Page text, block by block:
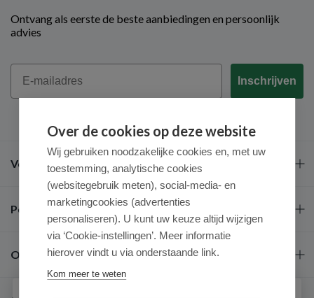
Ontvang als eerste de beste aanbiedingen en persoonlijk
advies
Email
Inschrijven
Veel gestelde vragen
Populaire merken
Over ons
Over de cookies op deze website
Wij gebruiken noodzakelijke cookies en, met uw
toestemming, analytische cookies
(websitegebruik meten), social-media- en
marketingcookies (advertenties
personaliseren). U kunt uw keuze altijd wijzigen
via ‘Cookie-instellingen’. Meer informatie
hierover vindt u via onderstaande link.
Kom meer te weten